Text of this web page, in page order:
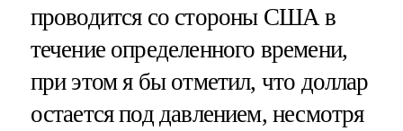
проводится со стороны США в
течение определенного времени,
при этом я бы отметил, что доллар
остается под давлением, несмотря